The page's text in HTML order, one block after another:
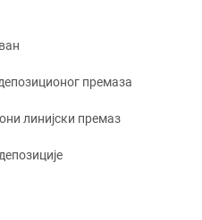
премаза
линијски премаз